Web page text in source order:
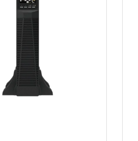
სტანდარტებს (IEC, JIS და